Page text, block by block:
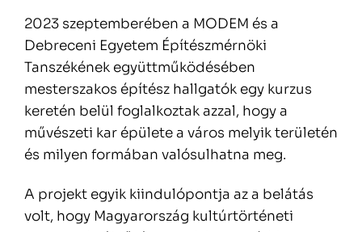
2023 szeptemberében a MODEM és a
Debreceni Egyetem Építészmérnöki
Tanszékének együttműködésében
mesterszakos építész hallgatók egy kurzus
keretén belül foglalkoztak azzal, hogy a
művészeti kar épülete a város melyik területén
és milyen formában valósulhatna meg.
A projekt egyik kiindulópontja az a belátás
volt, hogy Magyarország kultúrtörténeti